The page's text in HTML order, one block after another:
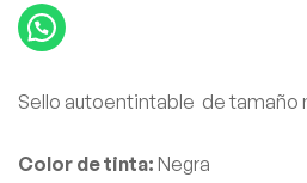
Sello autoentintable de tamaño
Color de tinta: Negra